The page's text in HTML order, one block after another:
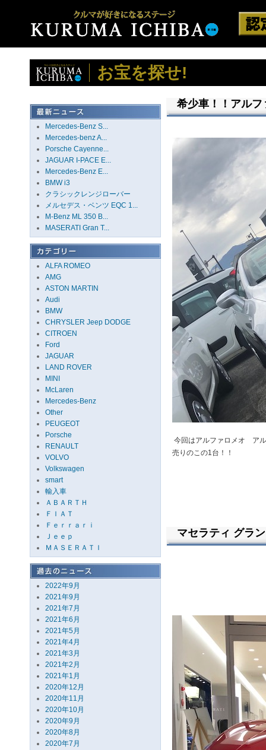
お宝を探せ!
Mercedes-Benz S...
Mercedes-benz A...
Porsche Cayenne...
JAGUAR I-PACE E...
Mercedes-Benz E...
BMW i3
クラシックレンジローバー
メルセデス・ベンツ EQC 1...
M-Benz ML 350 B...
MASERATI Gran T...
ALFA ROMEO
AMG
ASTON MARTIN
Audi
BMW
CHRYSLER Jeep DODGE
CITROEN
Ford
JAGUAR
LAND ROVER
MINI
McLaren
Mercedes-Benz
Other
PEUGEOT
Porsche
RENAULT
VOLVO
Volkswagen
smart
輸入車
ＡＢＡＲＴＨ
ＦＩＡＴ
Ｆｅｒｒａｒｉ
Ｊｅｅｐ
ＭＡＳＥＲＡＴＩ
2022年9月
2021年9月
2021年7月
2021年6月
2021年5月
2021年4月
2021年3月
2021年2月
2021年1月
2020年12月
2020年11月
2020年10月
2020年9月
2020年8月
2020年7月
希少車！！アル
今回はアルファロメオ アル
売りのこの1台！！
マセラティ グラ